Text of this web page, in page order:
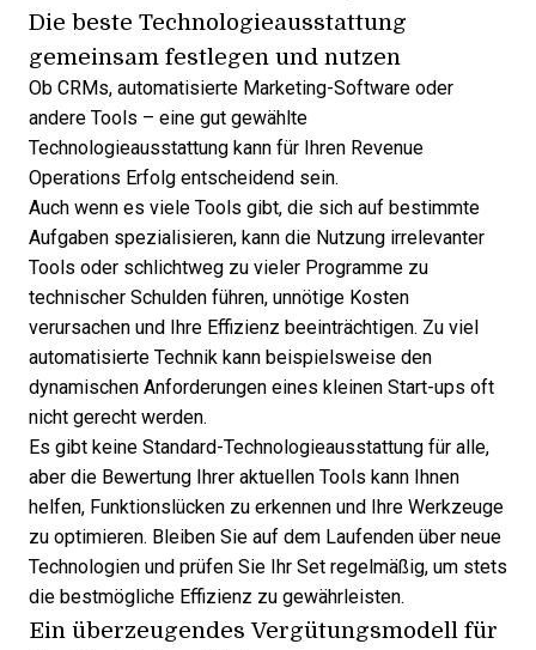
Die beste Technologieausstattung
gemeinsam festlegen und nutzen
Ob CRMs, automatisierte Marketing-Software oder
andere Tools – eine gut gewählte
Technologieausstattung kann für Ihren Revenue
Operations Erfolg entscheidend sein.
Auch wenn es viele Tools gibt, die sich auf bestimmte
Aufgaben spezialisieren, kann die Nutzung irrelevanter
Tools oder schlichtweg zu vieler Programme zu
technischer Schulden führen, unnötige Kosten
verursachen und Ihre Effizienz beeinträchtigen. Zu viel
automatisierte Technik kann beispielsweise den
dynamischen Anforderungen eines kleinen Start-ups oft
nicht gerecht werden.
Es gibt keine Standard-Technologieausstattung für alle,
aber die Bewertung Ihrer aktuellen Tools kann Ihnen
helfen, Funktionslücken zu erkennen und Ihre Werkzeuge
zu optimieren. Bleiben Sie auf dem Laufenden über neue
Technologien und prüfen Sie Ihr Set regelmäßig, um stets
die bestmögliche Effizienz zu gewährleisten.
Ein überzeugendes Vergütungsmodell für